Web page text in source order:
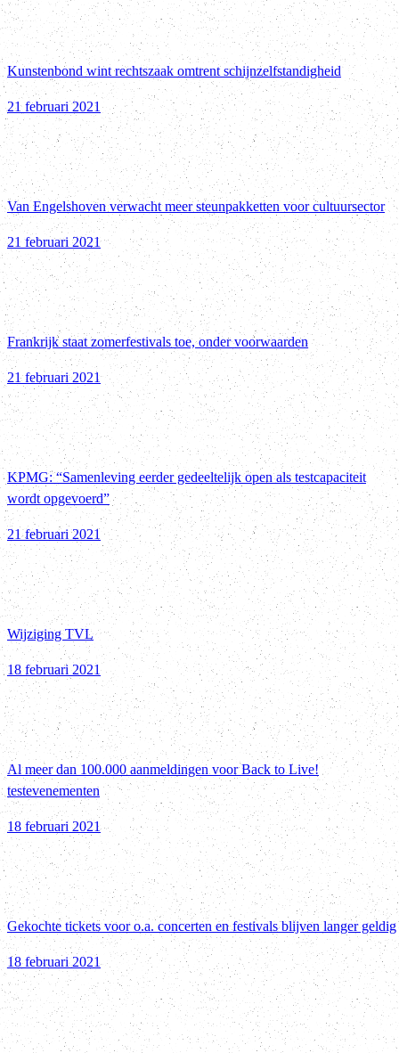
Kunstenbond wint rechtszaak omtrent schijnzelfstandigheid
21 februari 2021
Van Engelshoven verwacht meer steunpakketten voor cultuursector
21 februari 2021
Frankrijk staat zomerfestivals toe, onder voorwaarden
21 februari 2021
KPMG: “Samenleving eerder gedeeltelijk open als testcapaciteit
wordt opgevoerd”
21 februari 2021
Wijziging TVL
18 februari 2021
Al meer dan 100.000 aanmeldingen voor Back to Live!
testevenementen
18 februari 2021
Gekochte tickets voor o.a. concerten en festivals blijven langer geldig
18 februari 2021